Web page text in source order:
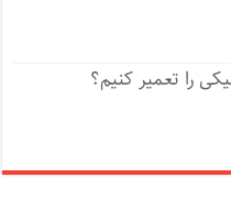
را تعمیر کنیم؟